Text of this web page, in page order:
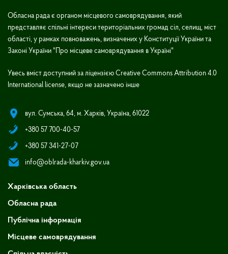
Обласна рада є органом місцевого самоврядування, який
представляє спільні інтереси територіальних громад сіл, селищ, міст
області, у рамках повноважень, визначених у Конституції України та
Законі України "Про місцеве самоврядування в Україні"
Увесь вміст доступний за ліцензією Creative Commons Attribution 4.0
International license, якщо не зазначено інше
вул. Сумська, 64, м. Харків, Україна, 61022
+380 57 700-40-57
+380 57 341-27-07
info@oblrada-kharkiv.gov.ua
Харківська область
Обласна рада
Публічна інформація
Місцеве самоврядування